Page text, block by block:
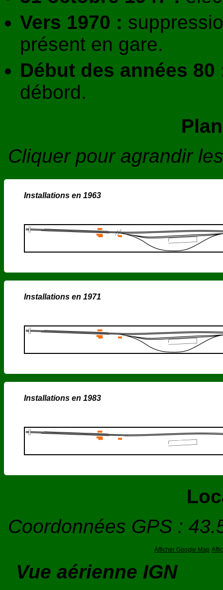
Vers 1970 :
présent en gare.
Début des années 80
débord.
Cliquer pour agrandir
Installations en 1963
Installations en 1971
Installations en 1983
Coordonnées GPS :
Afficher Google Map
Vue aérienne IGN